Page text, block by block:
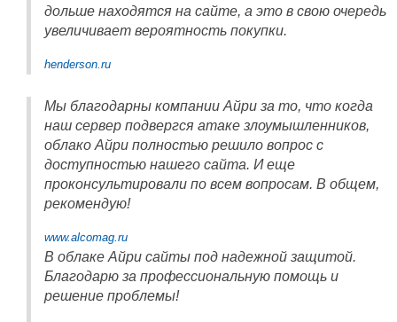
дольше находятся на сайте, а это в свою очередь
увеличивает вероятность покупки.
henderson.ru
Мы благодарны компании Айри за то, что когда
наш сервер подвергся атаке злоумышленников,
облако Айри полностью решило вопрос с
доступностью нашего сайта. И еще
проконсультировали по всем вопросам. В общем,
рекомендую!
www.alcomag.ru
В облаке Айри сайты под надежной защитой.
Благодарю за профессиональную помощь и
решение проблемы!